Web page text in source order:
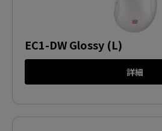
EC1-DW Glossy (L)
詳細